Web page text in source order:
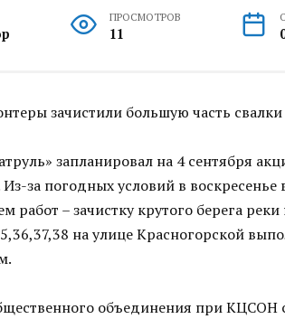
ПРОСМОТРОВ
11
зачистили большую часть
запланировал на 4 сентября
за погодных условий в
работ – зачистку крутого берега
на улице Красногорской
объединения при КЦСОН